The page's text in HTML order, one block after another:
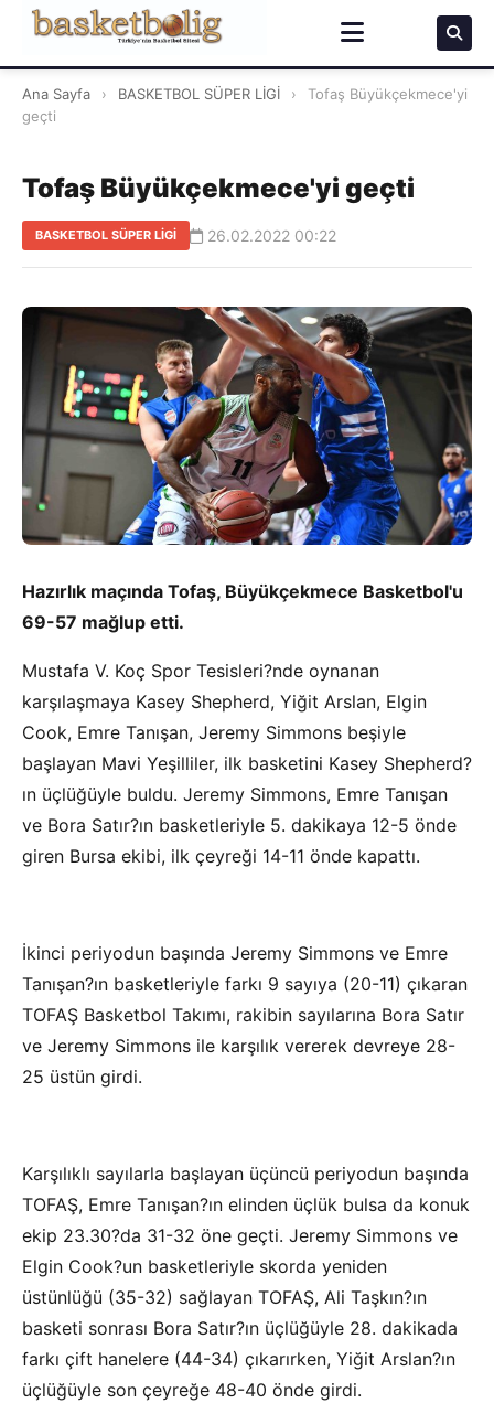
Ana Sayfa › BASKETBOL SÜPER LİGİ ›
Tofaş Büyükçekmece'yi
geçti
Tofaş Büyükçekmece'yi geçti
BASKETBOL SÜPER LİGİ 26.02.2022 00:22
Hazırlık maçında Tofaş, Büyükçekmece Basketbol'u
69-57 mağlup etti.
Mustafa V. Koç Spor Tesisleri?nde oynanan
karşılaşmaya Kasey Shepherd, Yiğit Arslan, Elgin
Cook, Emre Tanışan, Jeremy Simmons beşiyle
başlayan Mavi Yeşilliler, ilk basketini Kasey Shepherd?
ın üçlüğüyle buldu. Jeremy Simmons, Emre Tanışan
ve Bora Satır?ın basketleriyle 5. dakikaya 12-5 önde
giren Bursa ekibi, ilk çeyreği 14-11 önde kapattı.
İkinci periyodun başında Jeremy Simmons ve Emre
Tanışan?ın basketleriyle farkı 9 sayıya (20-11) çıkaran
TOFAŞ Basketbol Takımı, rakibin sayılarına Bora Satır
ve Jeremy Simmons ile karşılık vererek devreye 28-
25 üstün girdi.
Karşılıklı sayılarla başlayan üçüncü periyodun başında
TOFAŞ, Emre Tanışan?ın elinden üçlük bulsa da konuk
ekip 23.30?da 31-32 öne geçti. Jeremy Simmons ve
Elgin Cook?un basketleriyle skorda yeniden
üstünlüğü (35-32) sağlayan TOFAŞ, Ali Taşkın?ın
basketi sonrası Bora Satır?ın üçlüğüyle 28. dakikada
farkı çift hanelere (44-34) çıkarırken, Yiğit Arslan?ın
üçlüğüyle son çeyreğe 48-40 önde girdi.